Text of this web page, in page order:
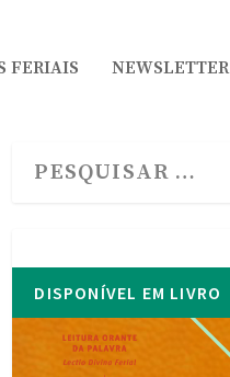
FERIAIS NEWSLETTER
DISPONÍVEL EM LIVRO